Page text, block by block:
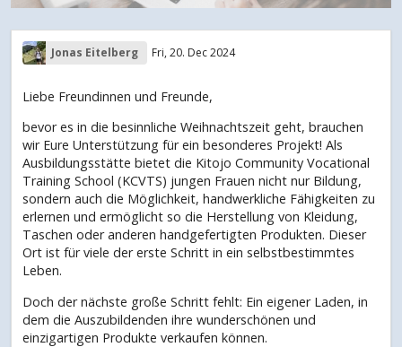
Jonas Eitelberg Fri, 20. Dec 2024
Liebe Freundinnen und Freunde,
bevor es in die besinnliche Weihnachtszeit geht, brauchen
wir Eure Unterstützung für ein besonderes Projekt! Als
Ausbildungsstätte bietet die Kitojo Community Vocational
Training School (KCVTS) jungen Frauen nicht nur Bildung,
sondern auch die Möglichkeit, handwerkliche Fähigkeiten zu
erlernen und ermöglicht so die Herstellung von Kleidung,
Taschen oder anderen handgefertigten Produkten. Dieser
Ort ist für viele der erste Schritt in ein selbstbestimmtes
Leben.
Doch der nächste große Schritt fehlt: Ein eigener Laden, in
dem die Auszubildenden ihre wunderschönen und
einzigartigen Produkte verkaufen können.